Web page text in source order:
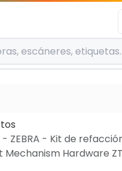
- ZEBRA - Kit de
Mechanism Hardware